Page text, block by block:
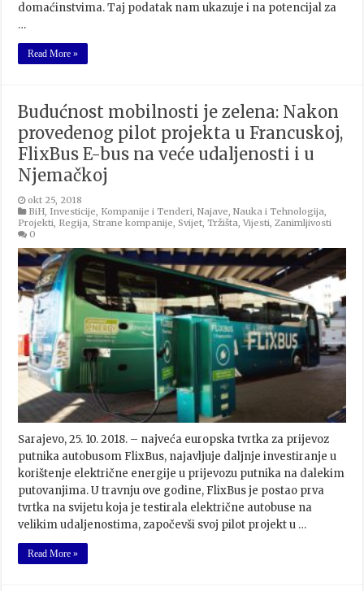
domaćinstvima. Taj podatak nam ukazuje i na potencijal za
…
Read More »
Budućnost mobilnosti je zelena: Nakon
provedenog pilot projekta u Francuskoj,
FlixBus E-bus na veće udaljenosti i u
Njemačkoj
okt 25, 2018
BiH, Investicije, Kompanije i Tenderi,Najave,Nauka i Tehnologija,
Projekti, Regija,Strane kompanije,Svijet,Tržišta,Vijesti,Zanimljivosti
0
Sarajevo, 25. 10. 2018. – najveća europska tvrtka za prijevoz
putnika autobusom FlixBus, najavljuje daljnje investiranje u
korištenje električne energije u prijevozu putnika na dalekim
putovanjima. U travnju ove godine, FlixBus je postao prva
tvrtka na svijetu koja je testirala električne autobuse na
velikim udaljenostima, započevši svoj pilot projekt u …
Read More »